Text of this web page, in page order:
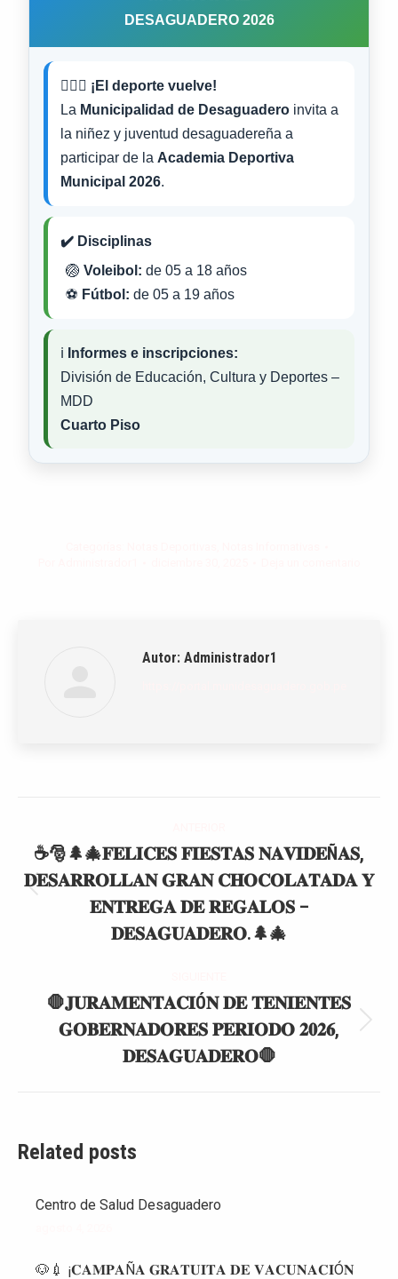
DESAGUADERO 2026
⛹🏽‍⚽️ ¡El deporte vuelve!
La Municipalidad de Desaguadero invita a
la niñez y juventud desaguadereña a
participar de la Academia Deportiva
Municipal 2026.
✔️ Disciplinas
🏐 Voleibol: de 05 a 18 años
⚽ Fútbol: de 05 a 19 años
ℹ️ Informes e inscripciones:
División de Educación, Cultura y Deportes –
MDD
Cuarto Piso
Autor: Administrador1
entre
publicaciones
Publicación
anterior:
☕🎅🌲🎄𝐅𝐄𝐋𝐈𝐂𝐄𝐒 𝐅𝐈𝐄𝐒𝐓𝐀𝐒 𝐍𝐀𝐕𝐈𝐃𝐄Ñ𝐀𝐒,
𝐃𝐄𝐒𝐀𝐑𝐑𝐎𝐋𝐋𝐀𝐍 𝐆𝐑𝐀𝐍 𝐂𝐇𝐎𝐂𝐎𝐋𝐀𝐓𝐀𝐃𝐀 𝐘
𝐄𝐍𝐓𝐑𝐄𝐆𝐀 𝐃𝐄 𝐑𝐄𝐆𝐀𝐋𝐎𝐒 –
𝐃𝐄𝐒𝐀𝐆𝐔𝐀𝐃𝐄𝐑𝐎.🌲🎄
Publicación
siguiente:
🛑𝐉𝐔𝐑𝐀𝐌𝐄𝐍𝐓𝐀𝐂𝐈Ó𝐍 𝐃𝐄 𝐓𝐄𝐍𝐈𝐄𝐍𝐓𝐄𝐒
𝐆𝐎𝐁𝐄𝐑𝐍𝐀𝐃𝐎𝐑𝐄𝐒 𝐏𝐄𝐑𝐈𝐎𝐃𝐎 𝟐𝟎𝟐𝟔,
𝐃𝐄𝐒𝐀𝐆𝐔𝐀𝐃𝐄𝐑𝐎🛑
Related posts
Centro de Salud Desaguadero
🐶💉 ¡𝐂𝐀𝐌𝐏𝐀Ñ𝐀 𝐆𝐑𝐀𝐓𝐔𝐈𝐓𝐀 𝐃𝐄 𝐕𝐀𝐂𝐔𝐍𝐀𝐂𝐈Ó𝐍